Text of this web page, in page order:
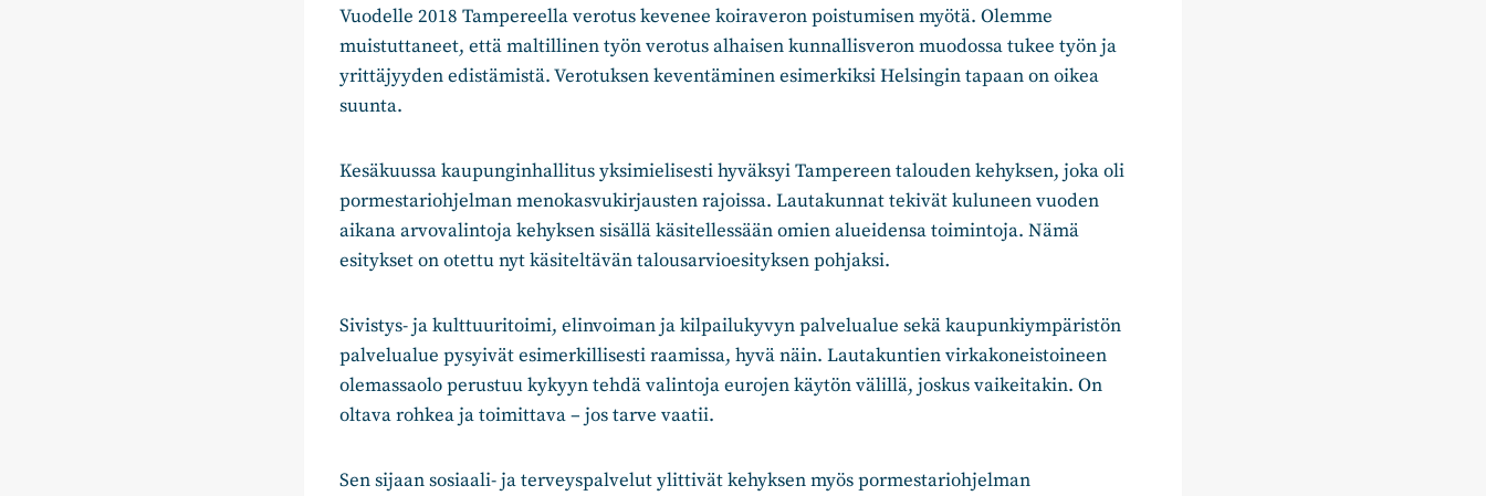
Vuodelle 2018 Tampereella verotus kevenee koiraveron poistumisen myötä. Olemme
muistuttaneet, että maltillinen työn verotus alhaisen kunnallisveron muodossa tukee työn ja
yrittäjyyden edistämistä. Verotuksen keventäminen esimerkiksi Helsingin tapaan on oikea
suunta.
Kesäkuussa kaupunginhallitus yksimielisesti hyväksyi Tampereen talouden kehyksen, joka oli
pormestariohjelman menokasvukirjausten rajoissa. Lautakunnat tekivät kuluneen vuoden
aikana arvovalintoja kehyksen sisällä käsitellessään omien alueidensa toimintoja. Nämä
esitykset on otettu nyt käsiteltävän talousarvioesityksen pohjaksi.
Sivistys- ja kulttuuritoimi, elinvoiman ja kilpailukyvyn palvelualue sekä kaupunkiympäristön
palvelualue pysyivät esimerkillisesti raamissa, hyvä näin. Lautakuntien virkakoneistoineen
olemassaolo perustuu kykyyn tehdä valintoja eurojen käytön välillä, joskus vaikeitakin. On
oltava rohkea ja toimittava – jos tarve vaatii.
Sen sijaan sosiaali- ja terveyspalvelut ylittivät kehyksen myös pormestariohjelman